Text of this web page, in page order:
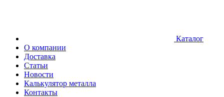
Каталог
О компании
Доставка
Статьи
Новости
Калькулятор металла
Контакты